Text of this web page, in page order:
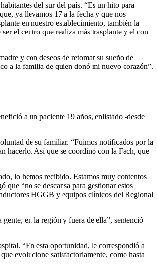
del sur del país. “Es un hito para
ya llevamos 17 a la fecha y que nos
en nuestro establecimiento, también la
el centro que realiza más trasplante y el con
y con deseos de retomar su sueño de
a la familia de quien donó mi nuevo corazón”.
a un paciente 19 años, enlistado -desde
de su familiar. “Fuimos notificados por la
hacerlo. Así que se coordinó con la Fach, que
lo hemos recibido. Estamos muy contentos
“no se descansa para gestionar estos
HGGB y equipos clínicos del Regional
gente, en la región y fuera de ella”, sentenció
“En esta oportunidad, le correspondió a
evolucione satisfactoriamente, como hasta